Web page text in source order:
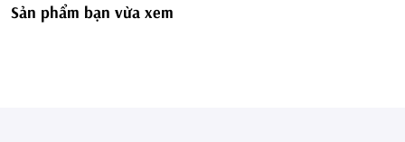
Sản phẩm bạn vừa xem